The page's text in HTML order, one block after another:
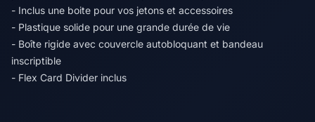
- Inclus une boite pour vos jetons et accessoires
- Plastique solide pour une grande durée de vie
- Boîte rigide avec couvercle autobloquant et bandeau
inscriptible
- Flex Card Divider inclus